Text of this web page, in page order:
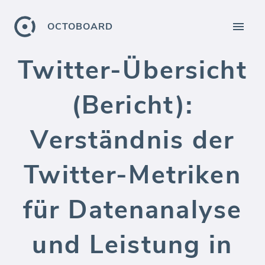
OCTOBOARD
Twitter-Übersicht
(Bericht):
Verständnis der
Twitter-Metriken
für Datenanalyse
und Leistung in